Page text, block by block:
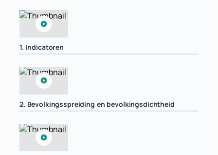
1. Indicatoren
2. Bevolkingsspreiding en bevolkingsdichtheid